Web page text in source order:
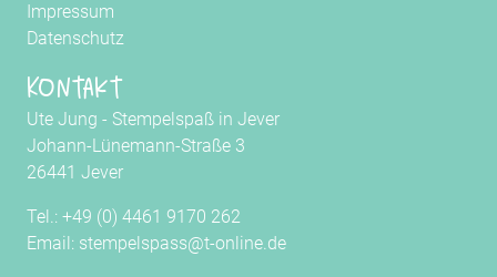
Impressum
Datenschutz
Kontakt
Ute Jung - Stempelspaß in Jever
Johann-Lünemann-Straße 3
26441 Jever
Tel.: +49 (0) 4461 9170 262
Email: stempelspass@t-online.de